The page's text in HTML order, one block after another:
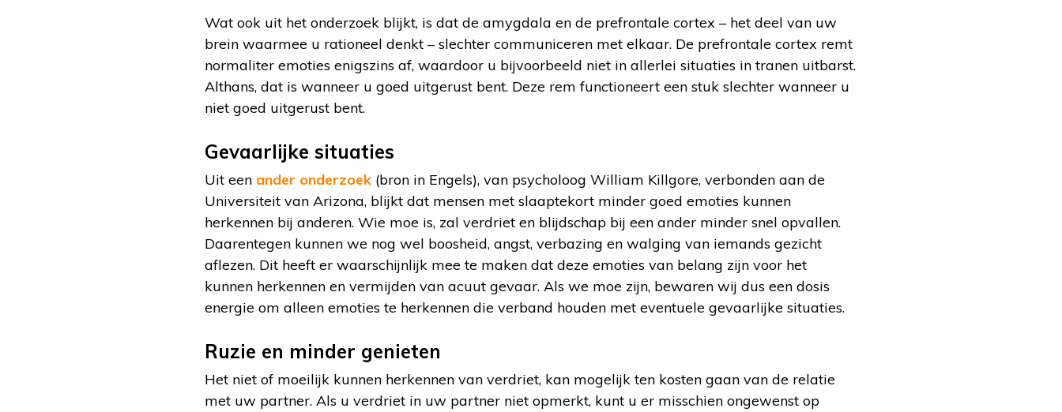
Wat ook uit het onderzoek blijkt, is dat de amygdala en de prefrontale cortex – het deel van uw
brein waarmee u rationeel denkt – slechter communiceren met elkaar. De prefrontale cortex remt
normaliter emoties enigszins af, waardoor u bijvoorbeeld niet in allerlei situaties in tranen uitbarst.
Althans, dat is wanneer u goed uitgerust bent. Deze rem functioneert een stuk slechter wanneer u
niet goed uitgerust bent.
Gevaarlijke situaties
Uit een ander onderzoek (bron in Engels), van psycholoog William Killgore, verbonden aan de
Universiteit van Arizona, blijkt dat mensen met slaaptekort minder goed emoties kunnen
herkennen bij anderen. Wie moe is, zal verdriet en blijdschap bij een ander minder snel opvallen.
Daarentegen kunnen we nog wel boosheid, angst, verbazing en walging van iemands gezicht
aflezen. Dit heeft er waarschijnlijk mee te maken dat deze emoties van belang zijn voor het
kunnen herkennen en vermijden van acuut gevaar. Als we moe zijn, bewaren wij dus een dosis
energie om alleen emoties te herkennen die verband houden met eventuele gevaarlijke situaties.
Ruzie en minder genieten
Het niet of moeilijk kunnen herkennen van verdriet, kan mogelijk ten kosten gaan van de relatie
met uw partner. Als u verdriet in uw partner niet opmerkt, kunt u er misschien ongewenst op